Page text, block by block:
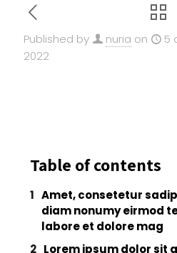
Published by nuria on
5
2022
Table of contents
Amet, consetetur
diam nonumy eirmod
labore et dolore mag
Lorem ipsum dolor sit